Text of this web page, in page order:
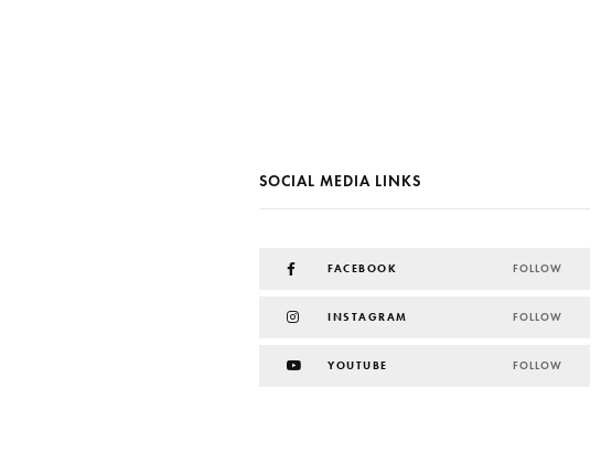
SOCIAL MEDIA LINKS
FACEBOOK FOLLOW
INSTAGRAM FOLLOW
YOUTUBE FOLLOW